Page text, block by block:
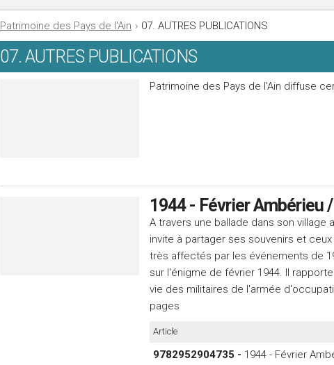
Patrimoine des Pays de l'Ain › 07. AUTRES PUBLICATIONS
07. AUTRES PUBLICATIONS
Patrimoine des Pays de l'Ain diffuse
1944 - Février Ambérieu
A travers une ballade dans son village
invite à partager ses souvenirs et
très affectés par les événements de
sur l'énigme de février 1944. Il
vie des militaires de l'armée
pages
Article
9782952904735 - 1944 - Février